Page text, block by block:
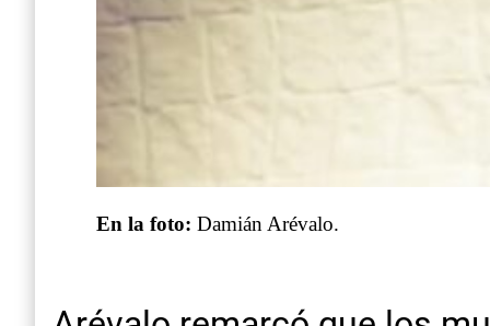
En la foto: Damián Arévalo.